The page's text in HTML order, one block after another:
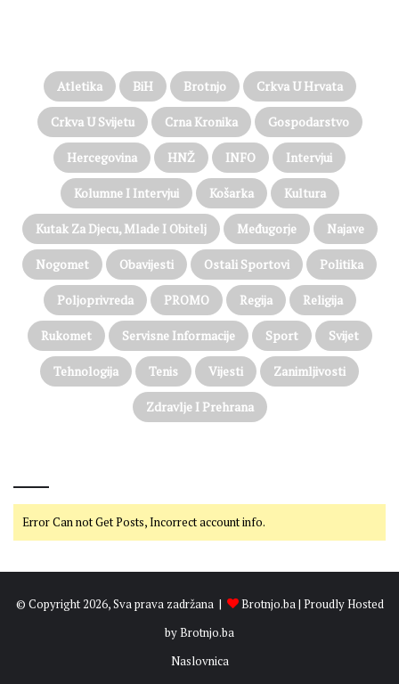
Atletika BiH Brotnjo Crkva U Hrvata
Crkva U Svijetu Crna Kronika Gospodarstvo
Hercegovina HNŽ INFO Intervjui
Kolumne I Intervjui Košarka Kultura
Kutak Za Djecu, Mlade I Obitelj Međugorje Najave
Nogomet Obavijesti Ostali Sportovi Politika
Poljoprivreda PROMO Regija Religija
Rukomet Servisne Informacije Sport Svijet
Tehnologija Tenis Vijesti Zanimljivosti
Zdravlje I Prehrana
Error Can not Get Posts, Incorrect account info.
© Copyright 2026, Sva prava zadržana | Brotnjo.ba| Proudly Hosted
byBrotnjo.ba
Naslovnica